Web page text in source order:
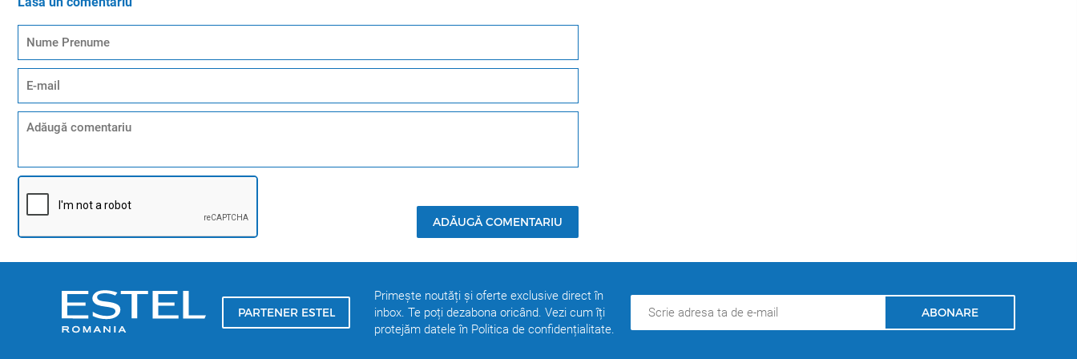
ADĂUGĂ COMENTARIU
PARTENER ESTEL
Primește noutăți și oferte exclusive direct în
inbox. Te poți dezabona oricând. Vezi cum îți
protejăm datele în Politica de confidențialitate.
ABONARE